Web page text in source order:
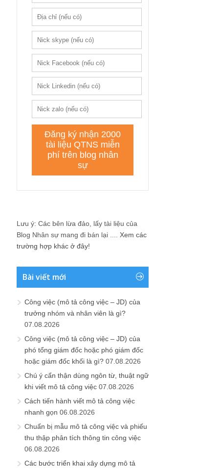
Lưu ý: Các bên lừa đảo, lấy tài liệu của
Blog Nhân sự mang đi bán lại .... Xem các
trường hợp khác ở đây!
Bài viết mới
Công việc (mô tả công việc – JD) của
trưởng nhóm và nhân viên là gì?
07.08.2026
Công việc (mô tả công việc – JD) của
phó tổng giám đốc hoặc phó giám đốc
hoặc giám đốc khối là gì? 07.08.2026
Chú ý cẩn thận dùng ngôn từ, thuật ngữ
khi viết mô tả công việc 07.08.2026
Cách tiến hành viết mô tả công việc
nhanh gọn 06.08.2026
Chuẩn bị mẫu mô tả công việc và phiếu
thu thập phân tích thông tin công việc
06.08.2026
Các bước triển khai xây dựng mô tả